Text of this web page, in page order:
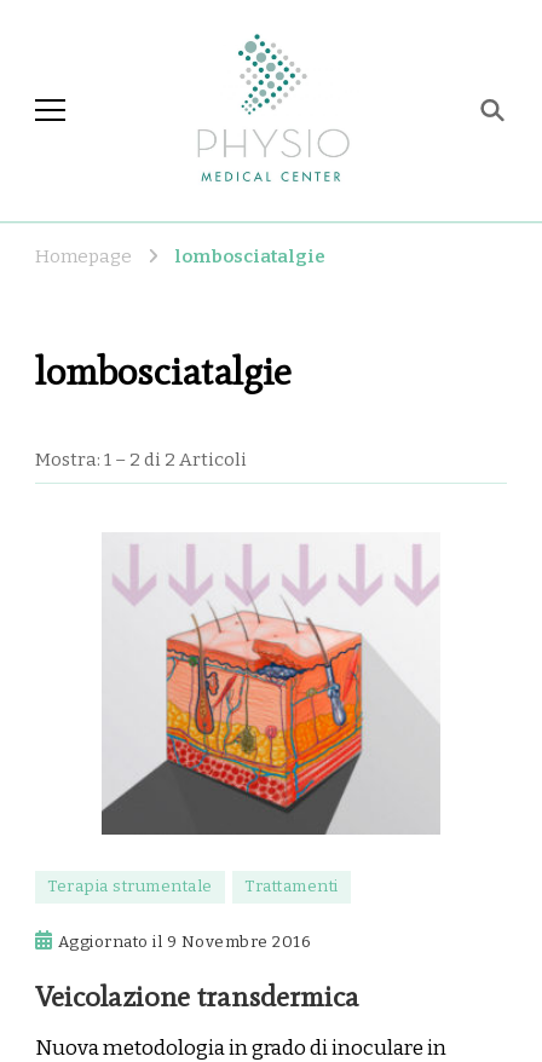
Homepage lombosciatalgie
lombosciatalgie
Mostra: 1 – 2 di 2 Articoli
Aggiornato il 9 Novembre 2016
Terapia strumentale Trattamenti
Veicolazione transdermica
Nuova metodologia in grado di inoculare in